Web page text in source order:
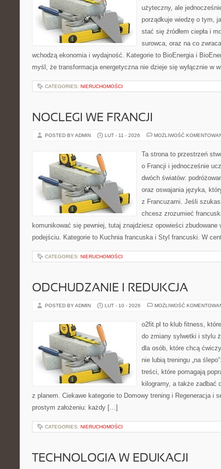
użyteczny, ale
porządkuje wiedzę o tym,
stać się źródłem ciepła i
surowca, oraz na co
wchodzą ekonomia i wydajność. Kategorie to BioEnergia i
myśl, że transformacja energetyczna nie dzieje się wyłącznie w
CATEGORIES: NIERUCHOMOŚCI
NOCLEGI WE FRANCJI
POSTED BY ADMIN LUT - 11 - 2026 MOŻLIWOŚĆ
Ta strona to przestrzeń
o Francji i jednocześnie
dwóch światów:
oraz oswajania języka,
z Francuzami. Jeśli
chcesz zrozumieć
komunikować się pewniej, tutaj znajdziesz opowieści zbudowane
podejściu. Kategorie to Kuchnia francuska i Styl francuski. W
CATEGORIES: NIERUCHOMOŚCI
ODCHUDZANIE I REDUKCJA
POSTED BY ADMIN LUT - 10 - 2026 MOŻLIWOŚĆ
o2fit.pl to klub fitness,
do zmiany sylwetki i stylu
dla osób, które chcą
nie lubią treningu „na
treści, które pomagają
kilogramy, a także
z planem. Ciekawe kategorie to Domowy trening i Regeneracja i
prostym założeniu: każdy […]
CATEGORIES: NIERUCHOMOŚCI
TECHNOLOGIA W EDUKACJI